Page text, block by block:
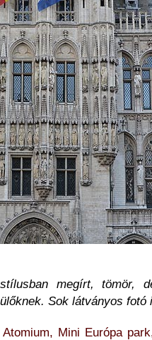
megírt, tömör,
Sok látványos fotó
Mini Európa